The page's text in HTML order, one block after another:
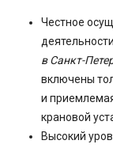
Честное
в Санкт-
включены
и
крановой
Высокий